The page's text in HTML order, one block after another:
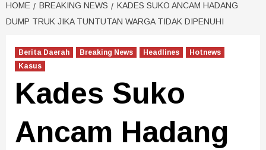
HOME BREAKING NEWS
KADES SUKO ANCAM HADANG
DUMP TRUK JIKA TUNTUTAN WARGA TIDAK DIPENUHI
Berita Daerah Breaking News Headlines
Hotnews
Kasus
Kades Suko
Ancam Hadang